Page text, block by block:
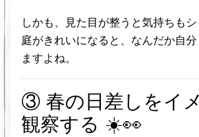
しかも、見た目が整うと気持ちも
庭がきれいになると、なんだか自
ますよね。
③ 春の日差しをイ
観察する ☀️👀